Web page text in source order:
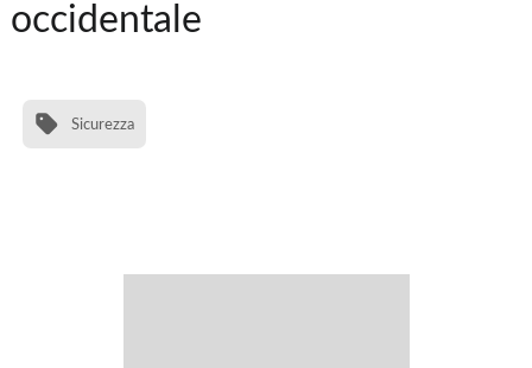
occidentale
Sicurezza